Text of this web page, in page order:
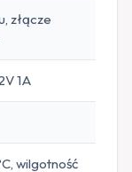
złącze
1A
wilgotność